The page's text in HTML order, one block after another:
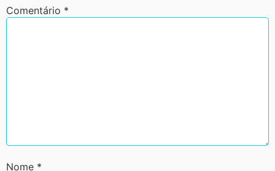
Comentário *
Nome *